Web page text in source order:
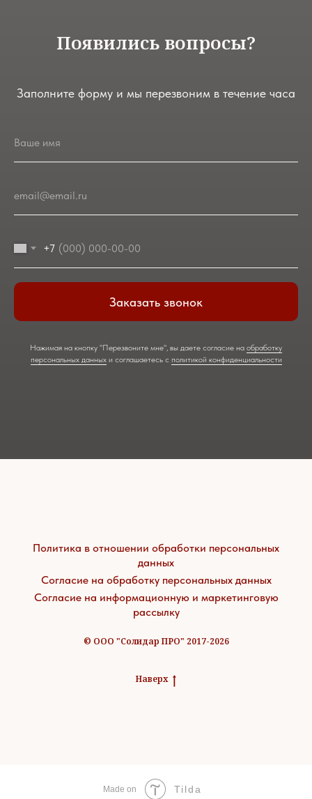
Появились вопросы?
Заполните форму и мы перезвоним в течение часа
Ваше имя
email@email.ru
+7
Заказать звонок
Нажимая на кнопку "Перезвоните мне", вы даете согласие на обработку
персональных данныхи соглашаетесь c политикой конфиденциальности
Политика в отношении обработки персональных
данных
Согласие на обработку персональных данных
Согласие на информационную и маркетинговую
рассылку
© ООО "Солидар ПРО" 2017-2026
Наверх
Made on Tilda